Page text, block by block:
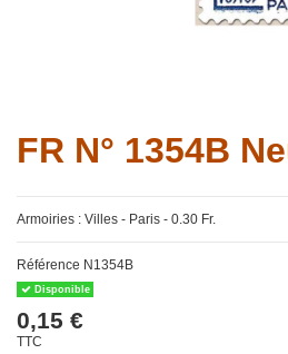
FR N° 1354B
Armoiries : Villes - Paris - 0.30 Fr.
Référence N1354B
Disponible
0,15 €
TTC